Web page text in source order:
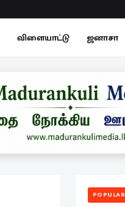
விளையாட்டு ஜனாசா
POPULAR